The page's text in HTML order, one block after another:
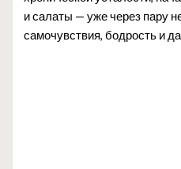
и салаты — уже через пару
самочувствия, бодрость и